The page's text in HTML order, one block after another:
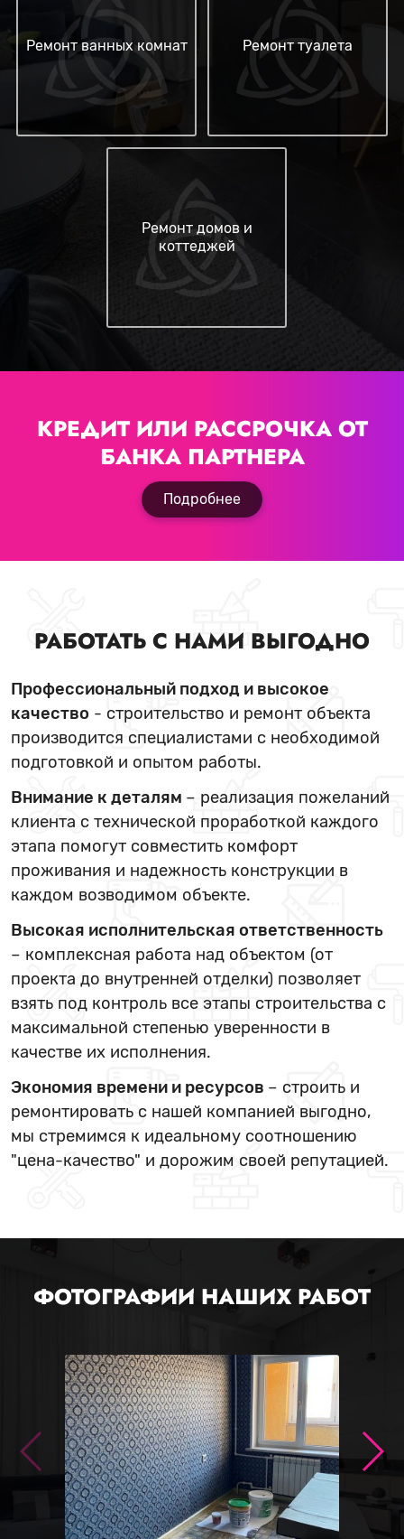
Ремонт ванных комнат Ремонт туалета
Ремонт домов и
коттеджей
КРЕДИТ ИЛИ РАССРОЧКА ОТ
БАНКА ПАРТНЕРА
Подробнее
РАБОТАТЬ С НАМИ ВЫГОДНО
Профессиональный подход и высокое
качество - строительство и ремонт объекта
производится специалистами с необходимой
подготовкой и опытом работы.
Внимание к деталям – реализация пожеланий
клиента с технической проработкой каждого
этапа помогут совместить комфорт
проживания и надежность конструкции в
каждом возводимом объекте.
Высокая исполнительская ответственность
– комплексная работа над объектом (от
проекта до внутренней отделки) позволяет
взять под контроль все этапы строительства с
максимальной степенью уверенности в
качестве их исполнения.
Экономия времени и ресурсов – строить и
ремонтировать с нашей компанией выгодно,
мы стремимся к идеальному соотношению
"цена-качество" и дорожим своей репутацией.
ФОТОГРАФИИ НАШИХ РАБОТ